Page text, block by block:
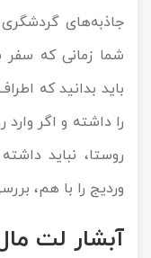
جاذبه‌های
شما زمانی که سفر
باید بدانید که
را داشته و اگر
روستا، نباید
وردیج را با هم،
آبشار لت